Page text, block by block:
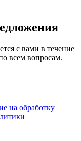
с вами в течение
всем вопросам.
на обработку